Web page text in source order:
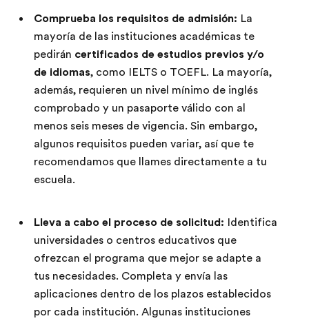
Comprueba los requisitos de admisión: La
mayoría de las instituciones académicas te
pedirán certificados de estudios previos y/o
de idiomas, como IELTS o TOEFL. La mayoría,
además, requieren un nivel mínimo de inglés
comprobado y un pasaporte válido con al
menos seis meses de vigencia. Sin embargo,
algunos requisitos pueden variar, así que te
recomendamos que llames directamente a tu
escuela.
Lleva a cabo el proceso de solicitud: Identifica
universidades o centros educativos que
ofrezcan el programa que mejor se adapte a
tus necesidades. Completa y envía las
aplicaciones dentro de los plazos establecidos
por cada institución. Algunas instituciones